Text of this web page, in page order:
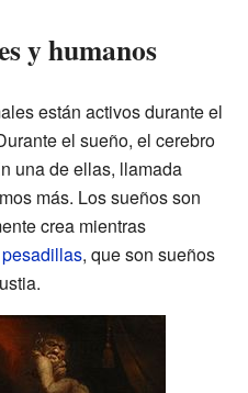
y humanos
están activos durante el
el sueño, el cerebro
una de ellas, llamada
más. Los sueños son
crea mientras
pesadillas, que son sueños